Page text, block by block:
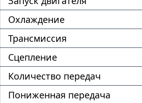
Охлаждение
Трансмиссия
Сцепление
Количество передач
Пониженная передача